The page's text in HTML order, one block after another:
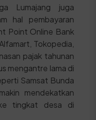
Lumajang juga
hal pembayaran
Point Online Bank
Tokopedia,
pajak tahunan
mengantre lama di
Samsat Bunda
mendekatkan
tingkat desa di